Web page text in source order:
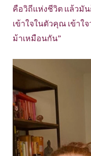
คือวิถีแห่งชีวิต แล้วมั
เข้าใจในตัวคุณ เข้าใ
ม้าเหมือนกัน”